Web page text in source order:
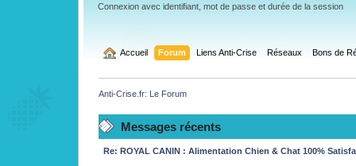
Connexion avec identifiant, mot de passe et durée de la session
Accueil Forum Liens Anti-Crise Réseaux Bons de
Anti-Crise.fr: Le Forum
Messages récents
Re: ROYAL CANIN : Alimentation Chien & Chat 100%